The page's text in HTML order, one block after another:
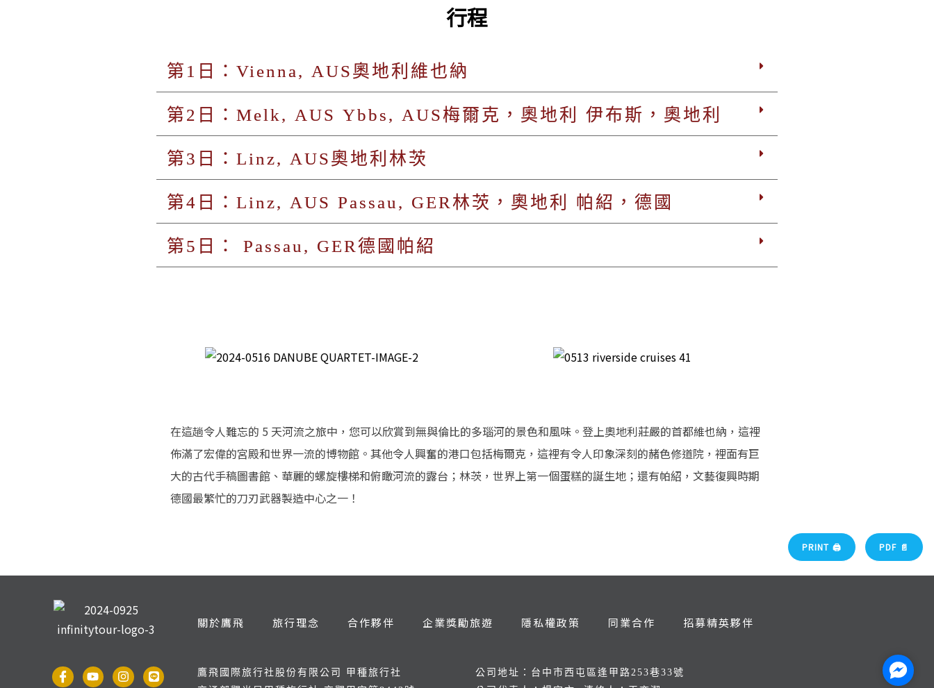
行程
第1日：Vienna, AUS奧地利維也納
第2日：Melk, AUS Ybbs, AUS梅爾克，奧地利 伊布斯，奧地利
第3日：Linz, AUS奧地利林茨
第4日：Linz, AUS Passau, GER林茨，奧地利 帕紹，德國
第5日： Passau, GER德國帕紹
在這趟令人難忘的 5 天河流之旅中，您可以欣賞到無與倫比的多瑙河的景色和風味。登上奧地利莊嚴的首都維也納，這裡
佈滿了宏偉的宮殿和世界一流的博物館。其他令人興奮的港口包括梅爾克，這裡有令人印象深刻的赭色修道院，裡面有巨
大的古代手稿圖書館、華麗的螺旋樓梯和​​俯瞰河流的露台；林茨，世界上第一個蛋糕的誕生地；還有帕紹，文藝復興時期
德國最繁忙的刀刃武器製造中心之一！
PRINT 🖨 PDF 📄
關於鷹飛 旅行理念 合作夥伴 企業獎勵旅遊 隱私權政策 同業合作 招募精英夥伴
鷹飛國際旅行社股份有限公司 甲種旅行社
公司地址：台中市西屯區逢甲路253巷33號